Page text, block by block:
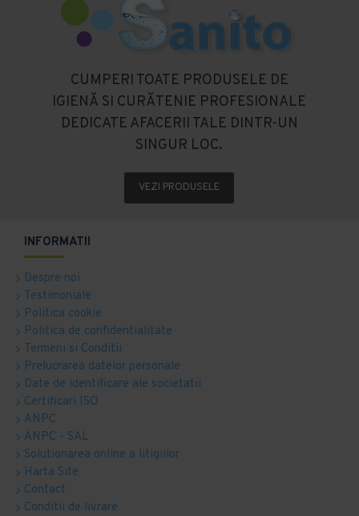
CUMPERI TOATE PRODUSELE DE
IGIENĂ SI CURĂTENIE PROFESIONALE
DEDICATE AFACERII TALE DINTR-UN
SINGUR LOC.
VEZI PRODUSELE
INFORMATII
Despre noi
Testimoniale
Politica cookie
Politica de confidentialitate
Termeni si Conditii
Prelucrarea datelor personale
Date de identificare ale societatii
Certificari ISO
ANPC
ANPC - SAL
Solutionarea online a litigiilor
Harta Site
Contact
Conditii de livrare